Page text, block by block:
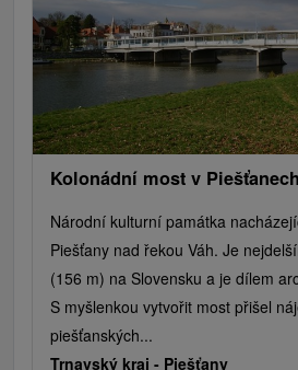
Kolonádní most v Piešťanech
Národní kulturní památka
Piešťany nad řekou Váh. Je
(156 m) na Slovensku a je dílem
S myšlenkou vytvořit most přišel
piešťanských...
Trnavský kraj - Piešťany